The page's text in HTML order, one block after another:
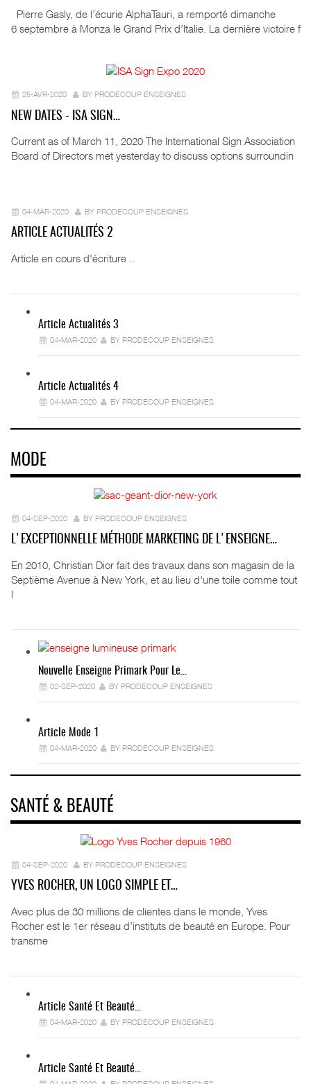
Pierre Gasly, de l’écurie AlphaTauri, a remporté dimanche
6 septembre à Monza le Grand Prix d’Italie. La dernière victoire f
25-AVR-2020 BY PRODECOUP ENSEIGNES
NEW DATES - ISA SIGN…
Current as of March 11, 2020 The International Sign Association
Board of Directors met yesterday to discuss options surroundin
04-MAR-2020 BY PRODECOUP ENSEIGNES
ARTICLE ACTUALITÉS 2
Article en cours d'écriture ..
Article Actualités 3
04-MAR-2020 BY PRODECOUP ENSEIGNES
Article Actualités 4
04-MAR-2020 BY PRODECOUP ENSEIGNES
MODE
04-SEP-2020 BY PRODECOUP ENSEIGNES
L'EXCEPTIONNELLE MÉTHODE MARKETING DE L'ENSEIGNE…
En 2010, Christian Dior fait des travaux dans son magasin de la
Septième Avenue à New York, et au lieu d'une toile comme tout
l
Nouvelle Enseigne Primark Pour Le…
02-SEP-2020 BY PRODECOUP ENSEIGNES
Article Mode 1
04-MAR-2020 BY PRODECOUP ENSEIGNES
SANTÉ & BEAUTÉ
04-SEP-2020 BY PRODECOUP ENSEIGNES
YVES ROCHER, UN LOGO SIMPLE ET…
Avec plus de 30 millions de clientes dans le monde, Yves
Rocher est le 1er réseau d’instituts de beauté en Europe. Pour
transme
Article Santé Et Beauté…
04-MAR-2020 BY PRODECOUP ENSEIGNES
Article Santé Et Beauté…